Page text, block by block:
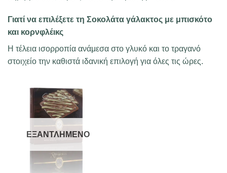
Γιατί να επιλέξετε τη Σοκολάτα γάλακτος με μπισκότο
και κορνφλέικς
Η τέλεια ισορροπία ανάμεσα στο γλυκό και το τραγανό
στοιχείο την καθιστά ιδανική επιλογή για όλες τις ώρες.
ΕΞΑΝΤΛΗΜΈΝΟ